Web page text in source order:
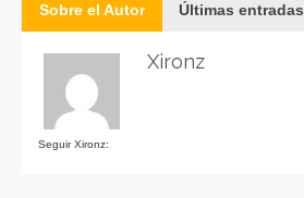
Sobre el Autor Últimas entradas
Seguir Xironz:
Xironz